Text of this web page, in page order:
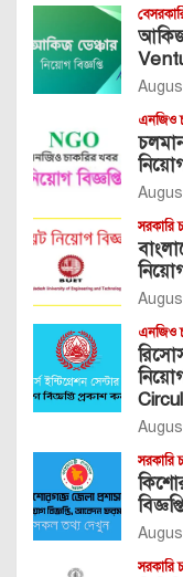
আকিজ
এনজিও
সরকারি
এনজিও
সরকারি
সরকারি